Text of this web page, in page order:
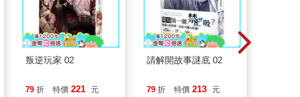
叛逆玩家 02
79 折 特價 221 元
請解開故事謎底 02
79 折 特價 213 元